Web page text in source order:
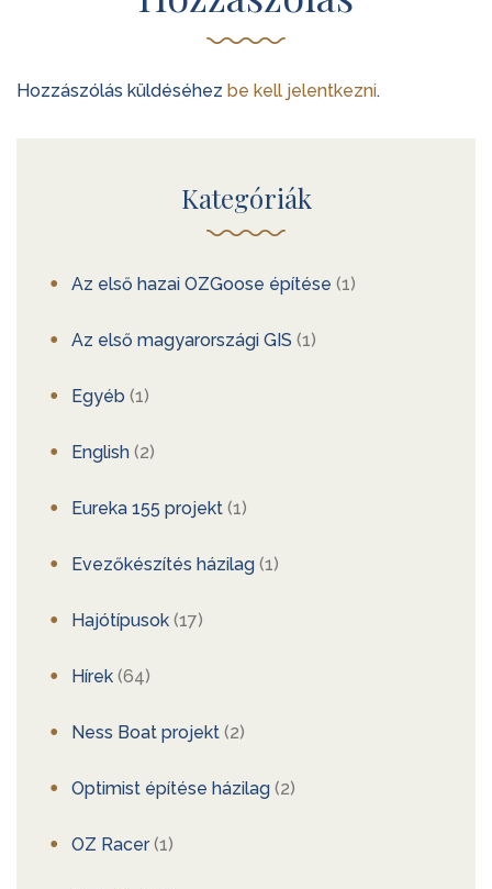
Hozzászólás küldéséhez be kell jelentkezni.
Kategóriák
Az első hazai OZGoose építése (1)
Az első magyarországi GIS (1)
Egyéb (1)
English (2)
Eureka 155 projekt (1)
Evezőkészítés házilag (1)
Hajótípusok (17)
Hírek (64)
Ness Boat projekt (2)
Optimist építése házilag (2)
OZ Racer(1)